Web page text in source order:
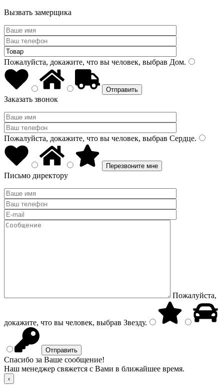
Вызвать замерщика
Пожалуйста, докажите, что вы человек, выбрав Дом.
Заказать звонок
Пожалуйста, докажите, что вы человек, выбрав Сердце.
Письмо директору
Пожалуйста,
докажите, что вы человек, выбрав Звезду.
Спасибо за Ваше сообщение!
Наш менеджер свяжется с Вами в ближайшее время.